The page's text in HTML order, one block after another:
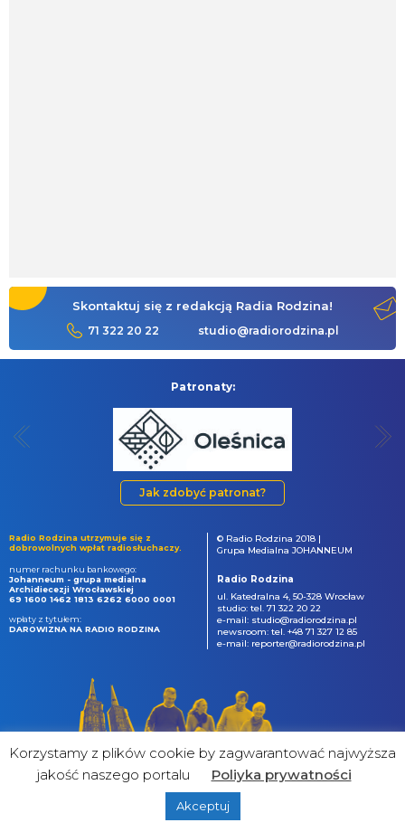
Skontaktuj się z redakcją Radia Rodzina!
71 322 20 22 studio@radiorodzina.pl
Patronaty:
Jak zdobyć patronat?
Radio Rodzina utrzymuje się z
dobrowolnych wpłat radiosłuchaczy.
numer rachunku bankowego:
Johanneum - grupa medialna
Archidiecezji Wrocławskiej
69 1600 1462 1813 6262 6000 0001
wpłaty z tytułem:
DAROWIZNA NA RADIO RODZINA
© Radio Rodzina 2018 |
Grupa Medialna JOHANNEUM
Radio Rodzina
ul. Katedralna 4, 50-328 Wrocław
studio: tel. 71 322 20 22
e-mail: studio@radiorodzina.pl
newsroom: tel. +48 71 327 12 85
e-mail: reporter@radiorodzina.pl
&
Korzystamy z plików cookie by zagwarantować najwyższa
jakość naszego portalu
Poliyka prywatności
Akceptuj